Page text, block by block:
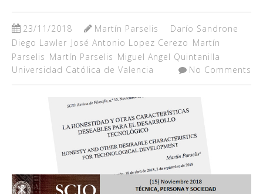
23/11/2018 Martín Parselis
Darío Sandrone
Diego Lawler José Antonio Lopez Cerezo Martín
Parselis Martín Parselis Miguel Angel Quintanilla
Universidad Católica de Valencia
No Comments